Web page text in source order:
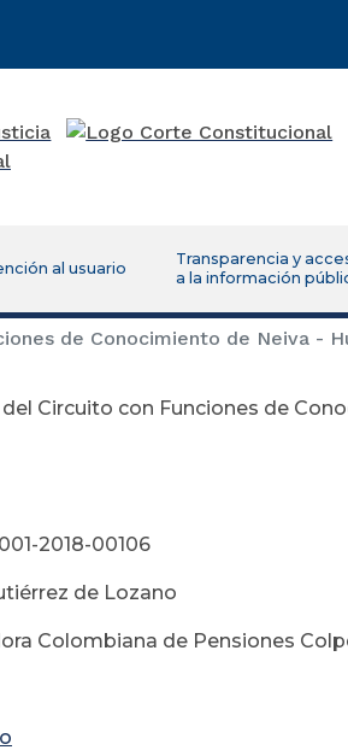
al usuario
Transparencia y
a la información
de Conocimiento de Neiva -
Circuito con Funciones de
2018-00106
de Lozano
Colombiana de Pensiones